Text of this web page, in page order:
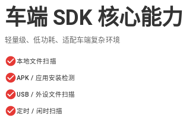
车端 SDK 核心能力
轻量级、低功耗、适配车端复杂环境
本地文件扫描
APK / 应用安装检测
USB / 外设文件扫描
定时 / 闲时扫描